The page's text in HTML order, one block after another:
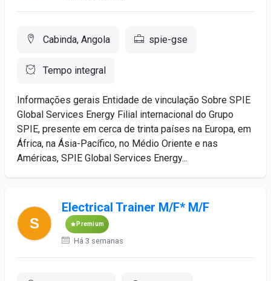
Cabinda, Angola spie-gse
Tempo integral
Informações gerais Entidade de vinculação Sobre SPIE
Global Services Energy Filial internacional do Grupo
SPIE, presente em cerca de trinta países na Europa, em
África, na Ásia-Pacífico, no Médio Oriente e nas
Américas, SPIE Global Services Energy...
Electrical Trainer M/F* M/F
Premium
Há 3 semanas